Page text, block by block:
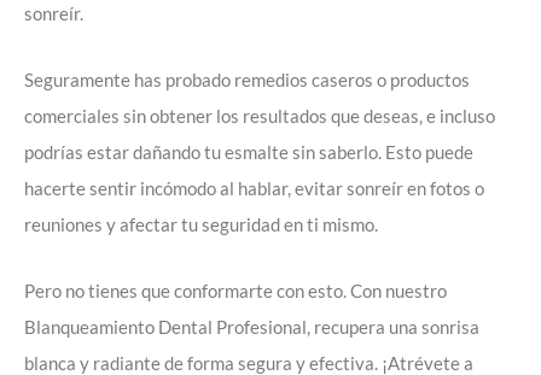
sonreír.
Seguramente has probado remedios caseros o productos
comerciales sin obtener los resultados que deseas, e incluso
podrías estar dañando tu esmalte sin saberlo. Esto puede
hacerte sentir incómodo al hablar, evitar sonreír en fotos o
reuniones y afectar tu seguridad en ti mismo.
Pero no tienes que conformarte con esto. Con nuestro
Blanqueamiento Dental Profesional, recupera una sonrisa
blanca y radiante de forma segura y efectiva. ¡Atrévete a